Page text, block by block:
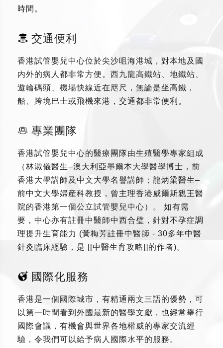
時間。
交通便利
香港試管嬰兒中心位於尖沙咀海港城，對本地及國
内外的病人都非常方便。西九龍高鐵站、地鐵站、
遊輪碼頭、機場快線近在咫尺，無論是坐高鐵，
船、跨境巴士或飛機來港，交通都非常便利。
專業團隊
香港試管嬰兒中心的醫療團隊由生殖醫學專家組成
（林淑儀醫生–澳大利亞墨爾本大學醫學博士，前
香港大學講師及中文大學名譽講師；龍炳梁醫生–
前中文大學婦産科教授，曾主理香港威爾斯親王醫
院的香港第一個公立試管嬰兒中心）。 如有需
要，中心亦有註冊中醫師中西合璧，針對不孕症調
理提升生育能力 (黃梅芳註冊中醫師 - 30多年中醫
針灸臨床經驗，是 [[中醫生育攻略]]的作者)。
國際化服務
香港是一個國際城市，有精通兩文三語的優勢，可
以第一時間看到外國最新的醫學文獻，也經常舉行
國際會議，有機會與世界各地權威的專家交流經
驗，令我們可以給予病人國際水平的服務。